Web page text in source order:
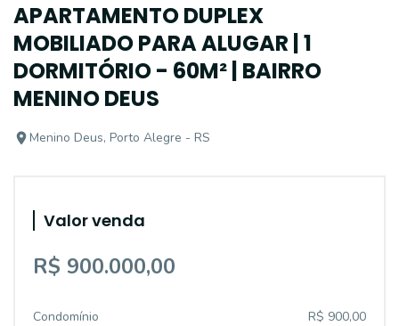
APARTAMENTO DUPLEX
MOBILIADO PARA ALUGAR | 1
DORMITÓRIO - 60M² | BAIRRO
MENINO DEUS
Menino Deus, Porto Alegre - RS
Valor venda
R$ 900.000,00
Condomínio R$ 900,00